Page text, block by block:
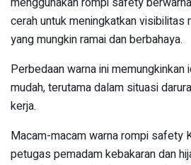
cerah untuk meningkatkan visibilitas
yang mungkin ramai dan berbahaya.
Perbedaan warna ini
mudah, terutama dalam situasi
kerja.
Macam-macam warna rompi safety
petugas pemadam kebakaran dan